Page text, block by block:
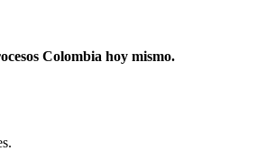
Colombia hoy mismo.